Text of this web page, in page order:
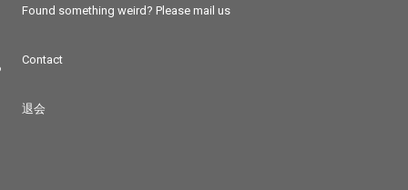
Found something weird? Please mail us
Contact
退会